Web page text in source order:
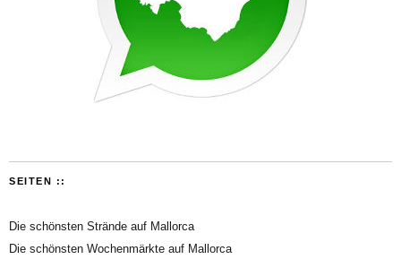
SEITEN ::
Die schönsten Strände auf Mallorca
Die schönsten Wochenmärkte auf Mallorca